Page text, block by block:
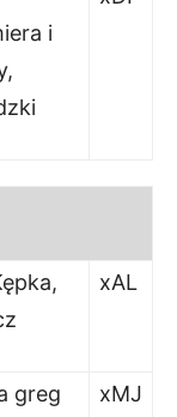
i
xAL
greg
xMJ